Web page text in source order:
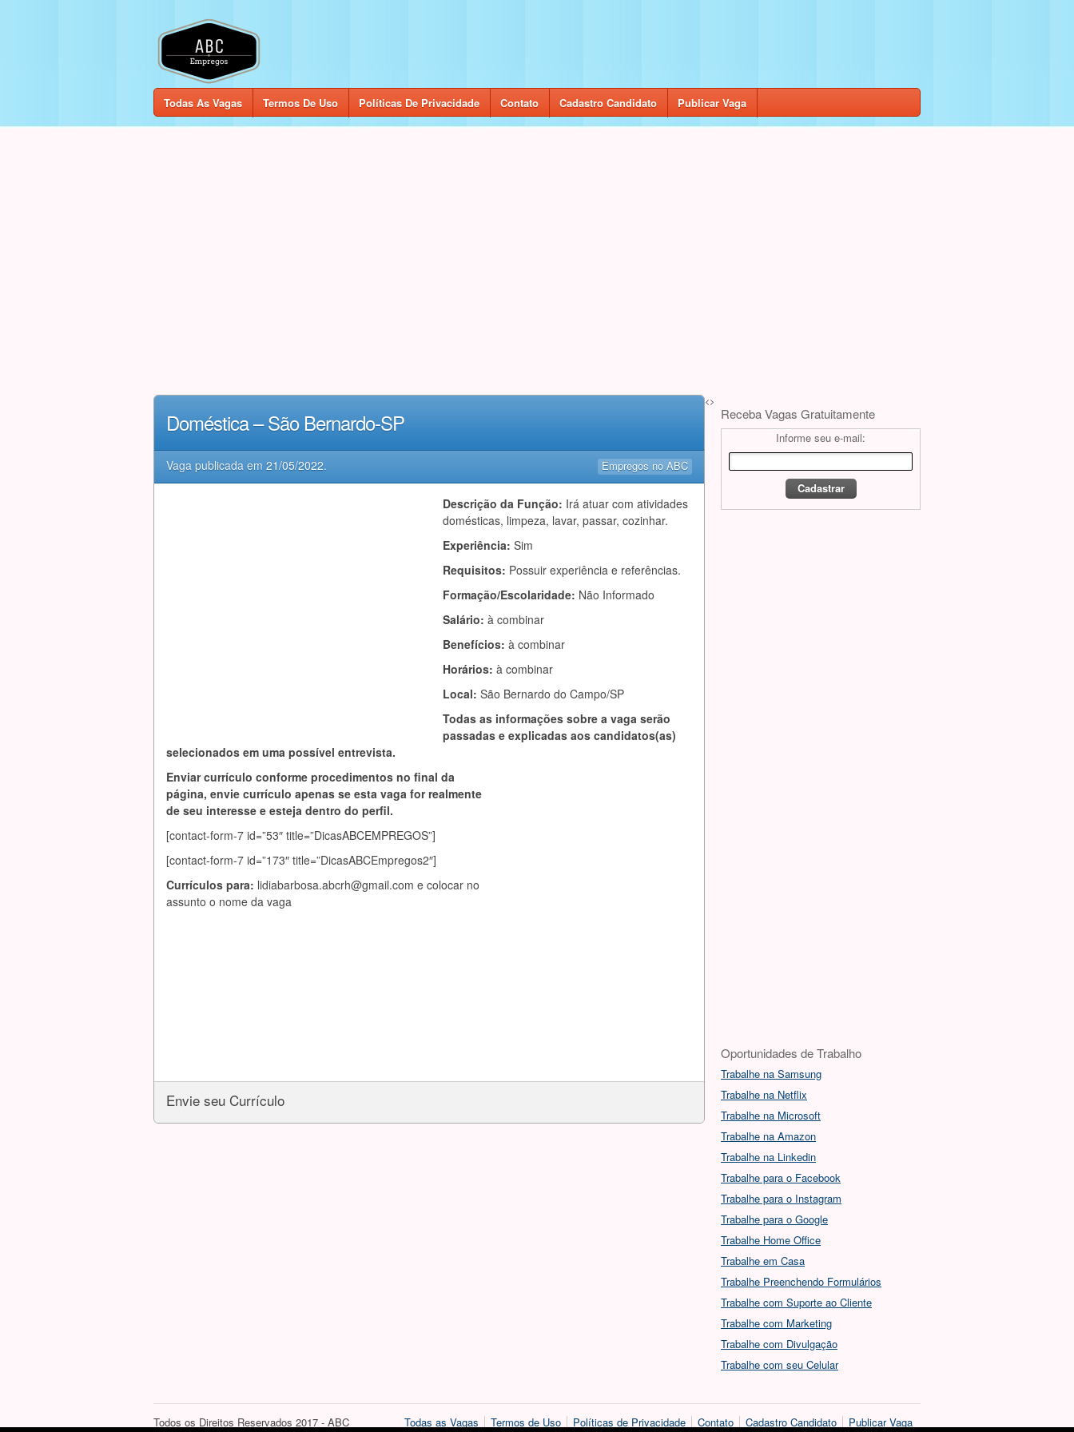
Todas As Vagas Termos De Uso Políticas De Privacidade Contato Cadastro Candidato Publicar Vaga
<>
Doméstica – São Bernardo-SP
Empregos no ABC
Vaga publicada em 21/05/2022.
Descrição da Função: Irá atuar com atividades
domésticas, limpeza, lavar, passar, cozinhar.
Experiência: Sim
Requisitos: Possuir experiência e referências.
Formação/Escolaridade: Não Informado
Salário: à combinar
Benefícios: à combinar
Horários: à combinar
Local: São Bernardo do Campo/SP
Todas as informações sobre a vaga serão
passadas e explicadas aos candidatos(as)
selecionados em uma possível entrevista.
Enviar currículo conforme procedimentos no final da
página, envie currículo apenas se esta vaga for realmente
de seu interesse e esteja dentro do perfil.
[contact-form-7 id=”53″ title=”DicasABCEMPREGOS”]
[contact-form-7 id=”173″ title=”DicasABCEmpregos2″]
Currículos para: lidiabarbosa.abcrh@gmail.com e colocar no
assunto o nome da vaga
Envie seu Currículo
Receba Vagas Gratuitamente
Informe seu e-mail:
Oportunidades de Trabalho
Trabalhe na Samsung
Trabalhe na Netflix
Trabalhe na Microsoft
Trabalhe na Amazon
Trabalhe na Linkedin
Trabalhe para o Facebook
Trabalhe para o Instagram
Trabalhe para o Google
Trabalhe Home Office
Trabalhe em Casa
Trabalhe Preenchendo Formulários
Trabalhe com Suporte ao Cliente
Trabalhe com Marketing
Trabalhe com Divulgação
Trabalhe com seu Celular
Todas as Vagas Termos de Uso Políticas de Privacidade Contato Cadastro Candidato Publicar Vaga
Todos os Direitos Reservados 2017 - ABC